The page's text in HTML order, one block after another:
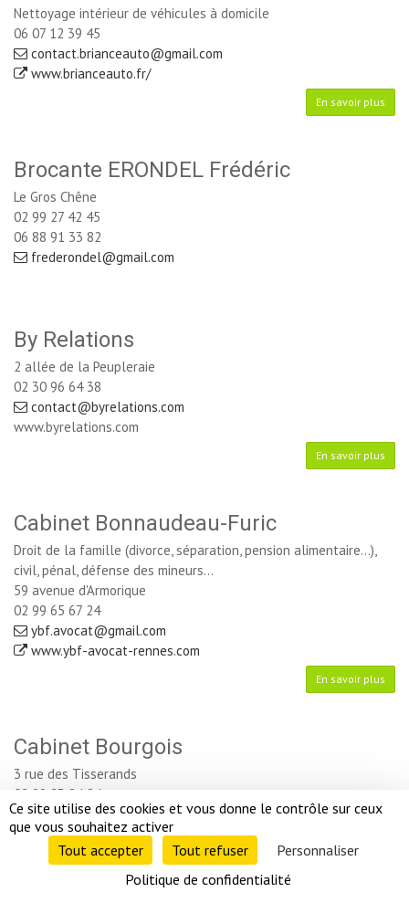
Nettoyage intérieur de véhicules à domicile
06 07 12 39 45
contact.brianceauto@gmail.com
www.brianceauto.fr/
En savoir plus
Brocante ERONDEL Frédéric
Le Gros Chêne
02 99 27 42 45
06 88 91 33 82
frederondel@gmail.com
By Relations
2 allée de la Peupleraie
02 30 96 64 38
contact@byrelations.com
www.byrelations.com
En savoir plus
Cabinet Bonnaudeau-Furic
Droit de la famille (divorce, séparation, pension alimentaire...),
civil, pénal, défense des mineurs...
59 avenue d'Armorique
02 99 65 67 24
ybf.avocat@gmail.com
www.ybf-avocat-rennes.com
En savoir plus
Cabinet Bourgois
3 rue des Tisserands
02 99 23 84 84
cabinet-bourgois@cabinet-bourgois.fr
Ce site utilise des cookies et vous donne le contrôle sur ceux
que vous souhaitez activer
Tout accepter
Tout refuser
Personnaliser
Politique de confidentialité